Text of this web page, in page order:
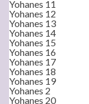
Yohanes 11
Yohanes 12
Yohanes 13
Yohanes 14
Yohanes 15
Yohanes 16
Yohanes 17
Yohanes 18
Yohanes 19
Yohanes 2
Yohanes 20